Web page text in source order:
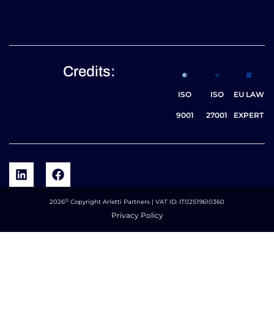
Credits:
ISO
9001
ISO
27001
EU LAW
EXPERT
2026© Copyright Arletti Partners | VAT ID: IT02519610360
Privacy Policy